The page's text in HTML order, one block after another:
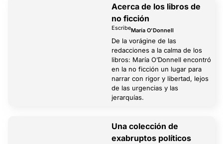
Acerca de los libros de
no ficción
EscribeMaría O'Donnell
De la vorágine de las
redacciones a la calma de los
libros: María O’Donnell encontró
en la no ficción un lugar para
narrar con rigor y libertad, lejos
de las urgencias y las
jerarquías.
Una colección de
exabruptos políticos